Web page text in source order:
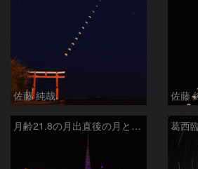
佐藤 純哉 佐藤
月齢21.8の月出直後の月と東京ディズニーランドのシンデレラ城 葛西臨海公園から